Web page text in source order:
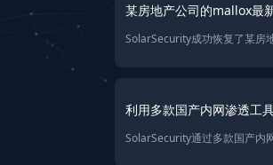
某房地产公司的mallox最
利用多款国产内网渗透工